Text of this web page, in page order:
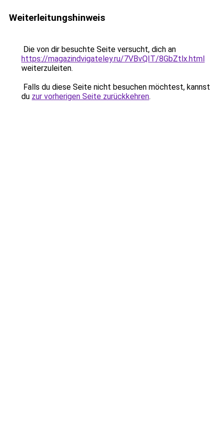
Weiterleitungshinweis
Die von dir besuchte Seite versucht, dich an
https://magazindvigateley.ru/7VBvQIT/8GbZtlx.html
weiterzuleiten.
Falls du diese Seite nicht besuchen möchtest, kannst
du zur vorherigen Seite zurückkehren.